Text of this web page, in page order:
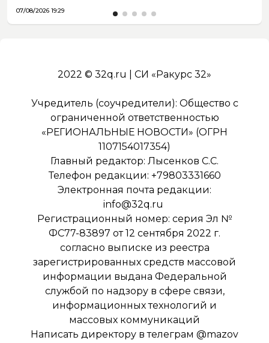
07/08/2026 19:29
2022 © 32q.ru | СИ «Ракурс 32»
Учредитель (соучредители): Общество с
ограниченной ответственностью
«РЕГИОНАЛЬНЫЕ НОВОСТИ» (ОГРН
1107154017354)
Главный редактор: Лысенков С.С.
Телефон редакции: +79803331660
Электронная почта редакции:
info@32q.ru
Регистрационный номер: серия Эл №
ФС77-83897 от 12 сентября 2022 г.
согласно выписке из реестра
зарегистрированных средств массовой
информации выдана Федеральной
службой по надзору в сфере связи,
информационных технологий и
массовых коммуникаций
Написать директору в телеграм @mazov